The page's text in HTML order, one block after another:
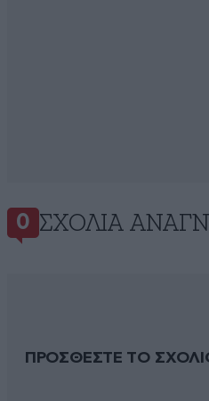
0 ΣΧΌΛΙΑ
ΠΡΟΣΘΕΣΤΕ ΤΟ